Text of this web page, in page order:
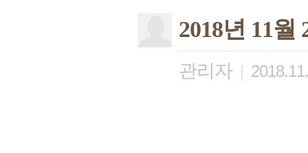
2018년 11
관리자 |